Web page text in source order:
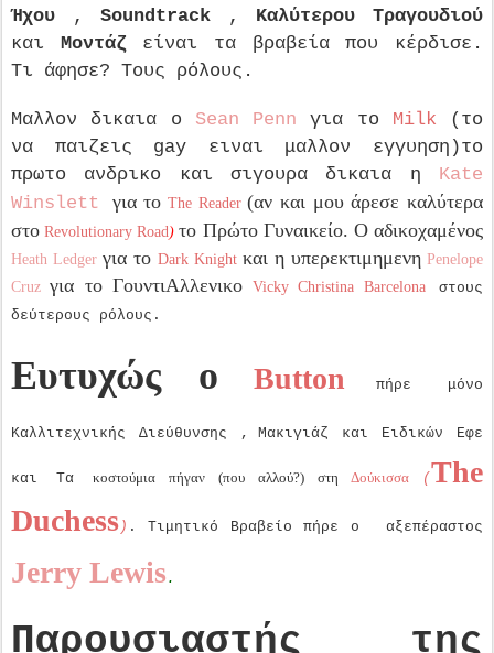
Ήχου ,Soundtrack , Καλύτερου Τραγουδιού
και Μοντάζ είναι τα βραβεία που κέρδισε.
Τι άφησε? Τους ρόλους.
Μαλλον δικαια ο Sean Penn για το Milk (το
να παιζεις gay ειναι μαλλον εγγυηση)το
πρωτο ανδρικο και σιγουρα δικαια η Kate
Winslett
για το The Reader (αν και μου άρεσε καλύτερα
στο Revolutionary Road) το Πρώτο Γυναικείο. Ο αδικοχαμένος
Heath Ledger για το Dark Knight και η υπερεκτιμημενη Penelope
Cruz για το ΓουντιΑλλενικο Vicky Christina Barcelona
στους
δεύτερους ρόλους.
Ευτυχώς ο Button πήρε μόνο
ΚαλλιτεχνικήςΔιεύθυνσης , Μακιγιάζ και Ειδικών Εφε
και Τα κοστούμια πήγαν (που αλλού?) στη Δούκισσα (The
Duchess ) .Τιμητικό Βραβείο πήρε ο αξεπέραστος
Jerry Lewis .
Παρουσιαστής της